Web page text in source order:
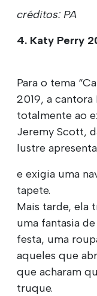
créditos: PA
4. Katy Perry
Para o tema
2019, a
totalmente ao
Jeremy Scott,
lustre
e exigia uma
tapete.
Mais tarde, ela
uma fantasia
festa, uma
aqueles que
que acharam
truque.